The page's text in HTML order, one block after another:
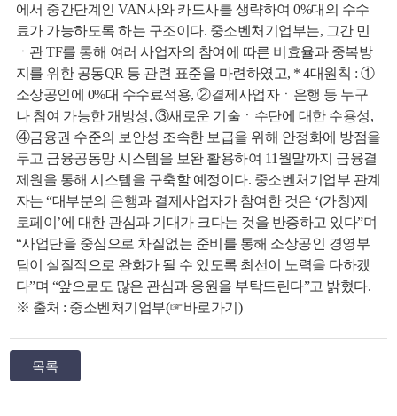
뉴
에서 중간단계인 VAN사와 카드사를 생략하여 0%대의 수수
료가 가능하도록 하는 구조이다. 중소벤처기업부는, 그간 민
ㆍ관 TF를 통해 여러 사업자의 참여에 따른 비효율과 중복방
지를 위한 공동QR 등 관련 표준을 마련하였고, * 4대원칙 : ①
소상공인에 0%대 수수료적용, ②결제사업자ㆍ은행 등 누구
나 참여 가능한 개방성, ③새로운 기술ㆍ수단에 대한 수용성,
④금융권 수준의 보안성 조속한 보급을 위해 안정화에 방점을
두고 금융공동망 시스템을 보완 활용하여 11월말까지 금융결
제원을 통해 시스템을 구축할 예정이다. 중소벤처기업부 관계
자는 “대부분의 은행과 결제사업자가 참여한 것은 ‘(가칭)제
로페이’에 대한 관심과 기대가 크다는 것을 반증하고 있다”며
“사업단을 중심으로 차질없는 준비를 통해 소상공인 경영부
담이 실질적으로 완화가 될 수 있도록 최선이 노력을 다하겠
다”며 “앞으로도 많은 관심과 응원을 부탁드린다”고 밝혔다.
※ 출처 : 중소벤처기업부(☞바로가기)
목록